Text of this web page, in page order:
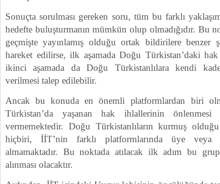
Sonuçta sorulması gereken soru, tüm bu farklı
hedefte buluşturmanın mümkün olup olmadığıdır. Bu
geçmişte yayınlamış olduğu ortak bildirilere
hareket edilirse, ilk aşamada Doğu Türkistan’daki
ikinci aşamada da Doğu Türkistanlılara kendi
verilmesi talep edilebilir.
Ancak bu konuda en önemli platformlardan biri
Türkistan’da yaşanan hak ihlallerinin
vermemektedir. Doğu Türkistanlıların kurmuş
hiçbiri, İİT’nin farklı platformlarında üye veya
almamaktadır. Bu noktada atılacak ilk adım bu
alınması olacaktır.